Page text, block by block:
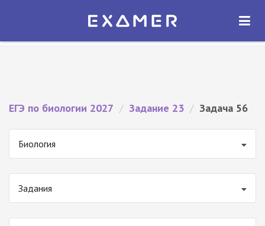
Экзамер — ЕГЭ 2027
ОТКРЫТЬ
ЕГЭ по биологии 2027 / Задание 23 / Задача 56
Биология
Задания